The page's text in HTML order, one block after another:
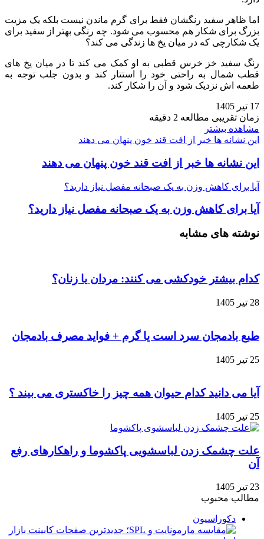
اما ظاهر سفید رنگشان فقط برای گرم ماندن نیست بلکه یک مزیت
بزرگ برای شکار هم محسوب می‌ شود. چه رنگی بهتر از سفید برای
یک شکارچی که در میان یخ‌ ها زندگی می‌ کند؟
رنگ سفید خز خرس قطبی به او کمک می‌ کند تا در میان یخ‌ های
قطب شمال به راحتی خود را استتار کند و بدون جلب توجه به
طعمه‌ اش نزدیک شود و آن را شکار کند.
17 تیر 1405
زمان تقریبی مطالعه 2 دقیقه
مشاهده بیشتر
این نشانه ها خبر از افت قند خون پنهان می دهند
این نشانه ها خبر از افت قند خون پنهان می دهند
آیا برای کاهش وزن به یک صبحانه مفصل نیاز دارید؟
آیا برای کاهش وزن به یک صبحانه مفصل نیاز دارید؟
نوشته های مشابه
کدام بیشتر خودکشی می‌ کنند: مردان یا زنان؟
28 تیر 1405
طبع بادمجان سرد است یا گرم + فواید مصرف بادمجان
25 تیر 1405
آیا می دانید کدام حیوان همه چیز را خاکستری می بیند ؟
25 تیر 1405
علت چشمک زدن لباسشویی پاکشوما و راهکارهای رفع
آن
23 تیر 1405
مطالب محبوب
دکوراسیون